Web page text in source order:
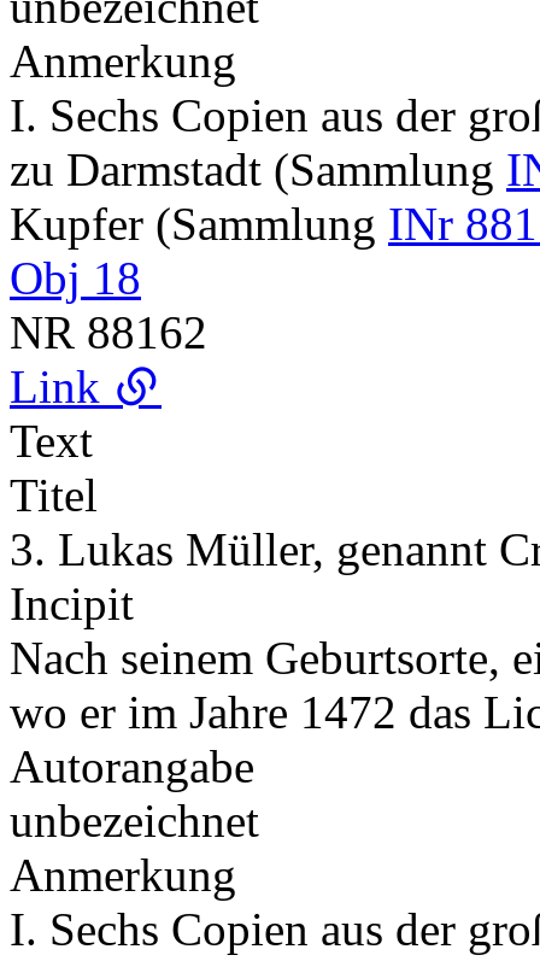
Anmerkung
I. Sechs Copien aus der
zu Darmstadt (Sammlung
Kupfer (Sammlung INr
Obj 18
NR 88162
Link
Text
Titel
3. Lukas Müller, genannt
Incipit
Nach seinem Geburtsorte,
wo er im Jahre 1472 das
Autorangabe
unbezeichnet
Anmerkung
I. Sechs Copien aus der